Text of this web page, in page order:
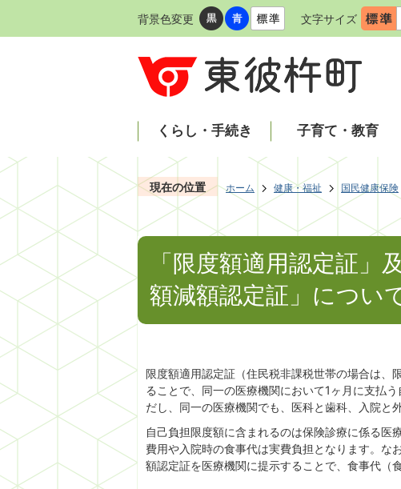
背景色変更 文字サイズ
くらし・手続き 子育て・教育
現在の位置 ホーム 健康・福祉 国民健康保険
「限度額適用認定証」
額減額認定証」につい
限度額適用認定証（住民税非課税世帯の場合は、
ることで、同一の医療機関において1ヶ月に支払
だし、同一の医療機関でも、医科と歯科、入院と
自己負担限度額に含まれるのは保険診療に係る
費用や入院時の食事代は実費負担となります。な
額認定証を医療機関に提示することで、食事代（